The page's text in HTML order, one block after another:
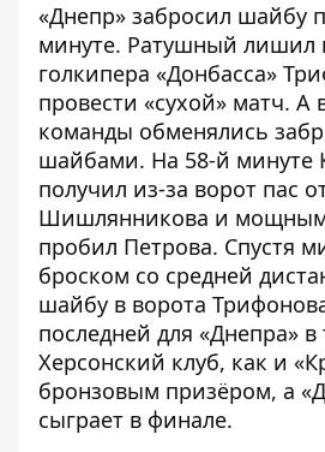
«Днепр» забросил шайбу
минуте. Ратушный лишил
голкипера «Донбасса»
провести «сухой» матч. А
команды обменялись
шайбами. На 58-й минуте
получил из-за ворот пас
Шишлянникова и
пробил Петрова. Спустя
броском со средней
шайбу в ворота
последней для «Днепра»
Херсонский клуб, как и
бронзовым призёром, а
сыграет в финале.